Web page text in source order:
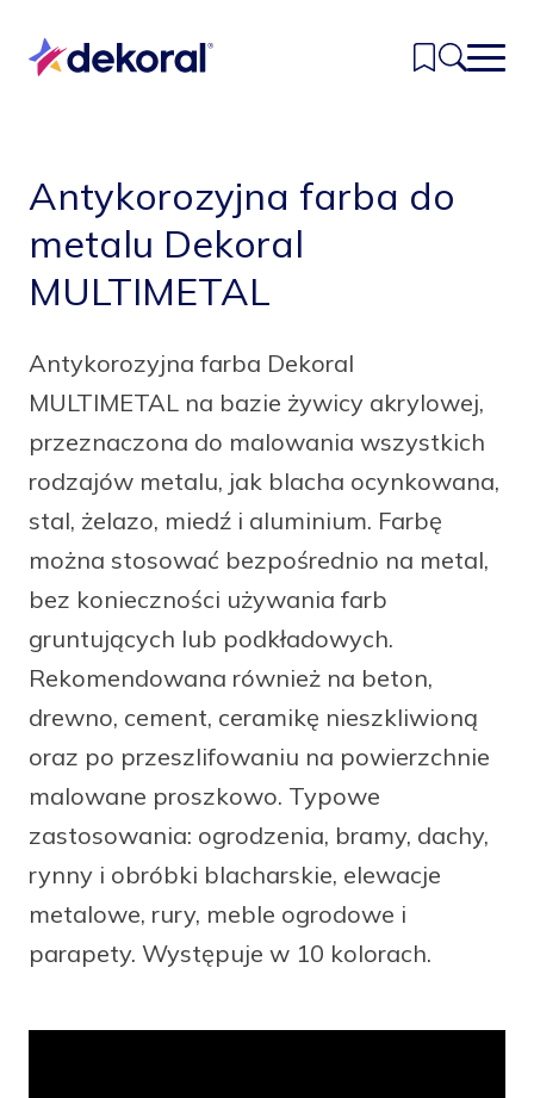
głównej
Inspiracje
Kolory
Produkty
Znajdź sklep
Kontakt
facebookinstagram
pinterestyoutube
Antykorozyjna farba do
metalu Dekoral
MULTIMETAL
Antykorozyjna farba Dekoral
MULTIMETAL na bazie żywicy akrylowej,
przeznaczona do malowania wszystkich
rodzajów metalu, jak blacha ocynkowana,
stal, żelazo, miedź i aluminium. Farbę
można stosować bezpośrednio na metal,
bez konieczności używania farb
gruntujących lub podkładowych.
Rekomendowana również na beton,
drewno, cement, ceramikę nieszkliwioną
oraz po przeszlifowaniu na powierzchnie
malowane proszkowo. Typowe
zastosowania: ogrodzenia, bramy, dachy,
rynny i obróbki blacharskie, elewacje
metalowe, rury, meble ogrodowe i
parapety. Występuje w 10 kolorach.